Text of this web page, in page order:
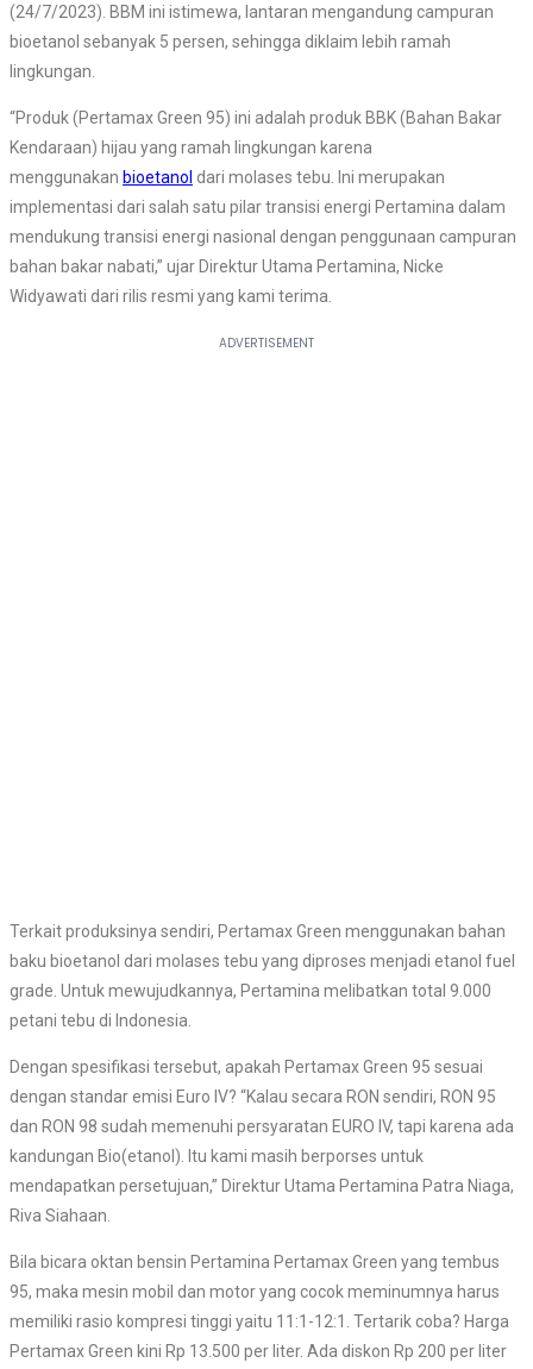
(24/7/2023). BBM ini istimewa, lantaran mengandung campuran
bioetanol sebanyak 5 persen, sehingga diklaim lebih ramah
lingkungan.
“Produk (Pertamax Green 95) ini adalah produk BBK (Bahan Bakar
Kendaraan) hijau yang ramah lingkungan karena
menggunakan bioetanol dari molases tebu. Ini merupakan
implementasi dari salah satu pilar transisi energi Pertamina dalam
mendukung transisi energi nasional dengan penggunaan campuran
bahan bakar nabati,” ujar Direktur Utama Pertamina, Nicke
Widyawati dari rilis resmi yang kami terima.
Terkait produksinya sendiri, Pertamax Green menggunakan bahan
baku bioetanol dari molases tebu yang diproses menjadi etanol fuel
grade. Untuk mewujudkannya, Pertamina melibatkan total 9.000
petani tebu di Indonesia.
Dengan spesifikasi tersebut, apakah Pertamax Green 95 sesuai
dengan standar emisi Euro IV? “Kalau secara RON sendiri, RON 95
dan RON 98 sudah memenuhi persyaratan EURO IV, tapi karena ada
kandungan Bio(etanol). Itu kami masih berporses untuk
mendapatkan persetujuan,” Direktur Utama Pertamina Patra Niaga,
Riva Siahaan.
Bila bicara oktan bensin Pertamina Pertamax Green yang tembus
95, maka mesin mobil dan motor yang cocok meminumnya harus
memiliki rasio kompresi tinggi yaitu 11:1-12:1. Tertarik coba? Harga
Pertamax Green kini Rp 13.500 per liter. Ada diskon Rp 200 per liter